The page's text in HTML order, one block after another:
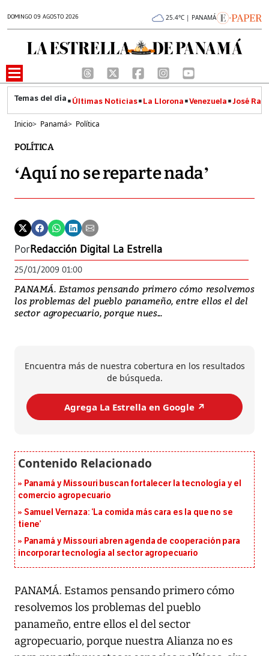
DOMINGO 09 AGOSTO 2026 25.4°C | PANAMÁ
Últimas Noticias La Llorona Venezuela José
Inicio> Panamá> Política
POLÍTICA
‘Aquí no se reparte nada’
PorRedacción Digital La Estrella
25/01/2009 01:00
PANAMÁ. Estamos pensando primero cómo resolvemos
los problemas del pueblo panameño, entre ellos el del
sector agropecuario, porque nues...
Encuentra más de nuestra cobertura en los resultados
de búsqueda.
Agrega La Estrella en Google ↗️
Panamá y Missouri buscan fortalecer la tecnología y el
comercio agropecuario
Samuel Vernaza: ‘La comida más cara es la que no se
tiene’
Panamá y Missouri abren agenda de cooperación para
incorporar tecnología al sector agropecuario
PANAMÁ. Estamos pensando primero cómo
resolvemos los problemas del pueblo
panameño, entre ellos el del sector
agropecuario, porque nuestra Alianza no es